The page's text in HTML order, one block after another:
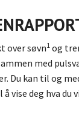
over søvn1 og
med
Du kan til og
vise deg hva du